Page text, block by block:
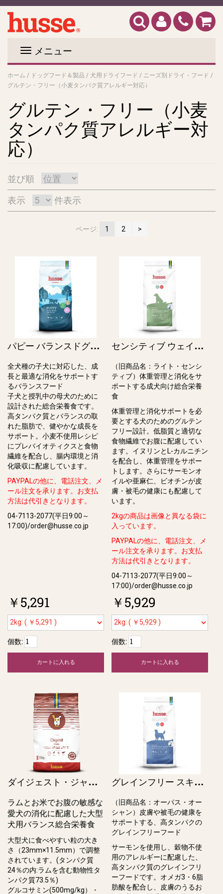
メニュー
ホーム / ドッグフード＆製品 / 犬用ドライフード / ニーズ別ドライ・フード /
グルテン・フリー（小麦タンパク質アレルギー対応）
グルテン・フリー（小麦
タンパク質アレルギー対
応）
並び順
表示 件表示
ページ: 1 2
パ
ピー バランスドグロウス / Puppy Balanced Growth（旧ワルプ・プラス）
全犬種の子犬に対応した、成
長と最適な消化をサポートす
るバランスフード
子⽝と授乳中の⺟⽝のために
設計された総合栄養⾷です。
⾼タンパク質とバランスの取
れた脂肪で、健やかな成⻑を
サポート。⼩⻨不使⽤レシピ
にプレバイオティクスと⾷物
繊維を配合し、腸内環境と消
化吸収に配慮しています。
PAYPALの他に、電話注文、メ
ール注文を承ります。お支払
方法は代引きとなります。
04-7113-2077(平日9:00～
17:00)/order@husse.co.jp
￥5,291
個数:
カートに入れる
セ
ンシティブ ウェイトマネジメント アダルト / Sensitive Weight Management Adult（旧ライト・センシティブ）
（旧商品名：ライト・センシ
ティブ）体重管理と消化をサ
ポートする成犬向け総合栄養
⾷
体重管理と消化サポートを必
要とする犬のためのグルテン
フリー設計。低脂質と適切な
⾷物繊維でお腹に配慮してい
ます。イヌリンとL-カルニチン
を配合し、体重管理をサポー
トします。さらにサーモンオ
イルや亜⿇仁、ビオチンが⽪
膚・被⽑の健康にも配慮して
います。
2kgの商品は画像と異なる袋に
入っています。
PAYPALの他に、電話注文、メ
ール注文を承ります。お支払
方法は代引きとなります。
04-7113-2077(平日9:00～
17:00)/order@husse.co.jp
￥5,929
個数:
カートに入れる
ダ
イジェスト・ジャイアント / Digest Giant
ラムとお米でお腹の敏感な
愛犬の消化に配慮した大型
犬用バランス総合栄養食
大型犬に食べやすい粒の大き
さ（23mm×11.5mm）で調整
されています。(タンパク質
24％の内:ラムを含む動物性タ
ンパク質73.5％)
グルコサミン(500mg/kg）・
グ
レインフリー スキン＆コート アダルト / Grain Free Skin & Coat Adult（旧オーパス・オーシャン）
（旧商品名：オーパス・オー
シャン）皮膚や被⽑の健康を
サポートする、⾼タンパクの
グレインフリーフード
サーモンを使用し、穀物不使
⽤のアレルギーに配慮した、
⾼タンパク質のグレインフリ
ーフードです。オメガ3・6脂
肪酸を配合し、⽪膚のうるお